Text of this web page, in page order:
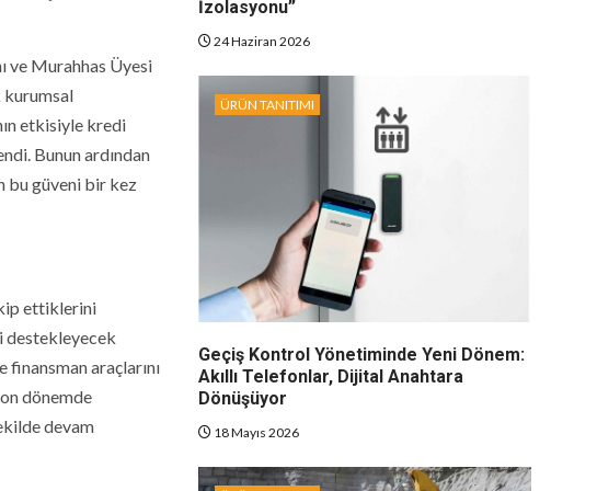
ve Murahhas Üyesi
kurumsal
etkisiyle kredi
Bunun ardından
bu güveni bir kez
ettiklerini
destekleyecek
finansman araçlarını
dönemde
devam
İzolasyonu”
24 Haziran 2026
ÜRÜN TANITIMI
Geçiş Kontrol Yönetiminde Yeni Dönem:
Akıllı Telefonlar, Dijital Anahtara
Dönüşüyor
18 Mayıs 2026